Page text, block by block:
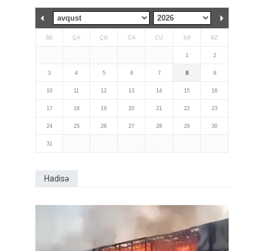
BE ÇA ÇƏ CA CÜ ŞƏ BZ
1 2
3 4 5 6 7 8 9
10 11 12 13 14 15 16
17 18 19 20 21 22 23
24 25 26 27 28 29 30
31
Hadisə